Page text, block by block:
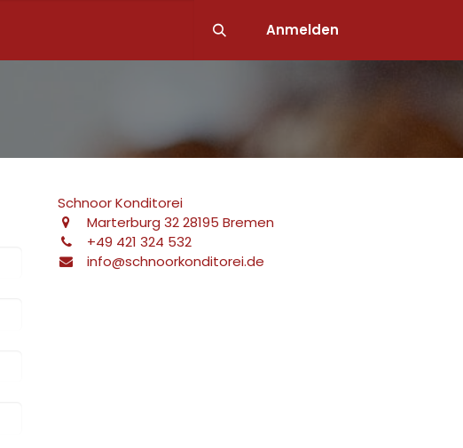
Anmelden
Schnoor Konditorei
Marterburg 32 28195 Bremen
+49 421 324 532
info@schnoorkonditorei.de